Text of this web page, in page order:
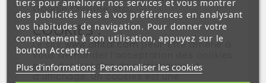
Google Chrome, etc…
COOKIES :
Le sitewww.offital.compeut-être amené à
vous demander l’acceptation des cookies
pour des besoins de statistiques et
d’affichage. Un cookies est une
tiers pour améliorer nos services et vous montrer
des publicités liées à vos préférences en analysant
vos habitudes de navigation. Pour donner votre
consentement à son utilisation, appuyez sur le
bouton Accepter.
Plus d'informations Personnaliser les cookies